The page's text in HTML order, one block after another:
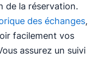
de la réservation.
des échanges,
facilement vos
assurez un suivi